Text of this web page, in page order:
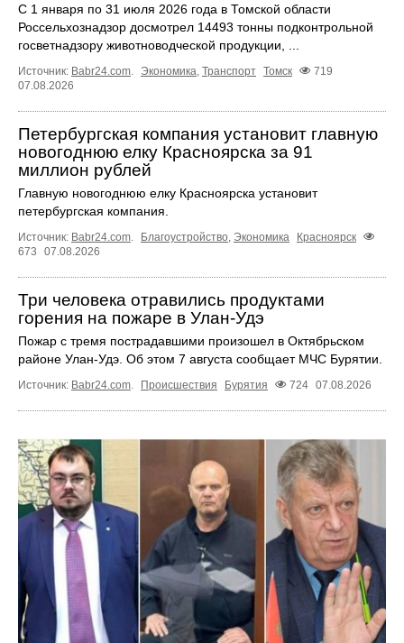
С 1 января по 31 июля 2026 года в Томской области
Россельхознадзор досмотрел 14493 тонны подконтрольной
госветнадзору животноводческой продукции, ...
Источник: Babr24.com. Экономика, Транспорт Томск
719
07.08.2026
Петербургская компания установит главную
новогоднюю елку Красноярска за 91
миллион рублей
Главную новогоднюю елку Красноярска установит
петербургская компания.
Источник: Babr24.com. Благоустройство, Экономика
Красноярск
673
07.08.2026
Три человека отравились продуктами
горения на пожаре в Улан-Удэ
Пожар с тремя пострадавшими произошел в Октябрьском
районе Улан-Удэ. Об этом 7 августа сообщает МЧС Бурятии.
Источник: Babr24.com. Происшествия Бурятия 724 07.08.2026